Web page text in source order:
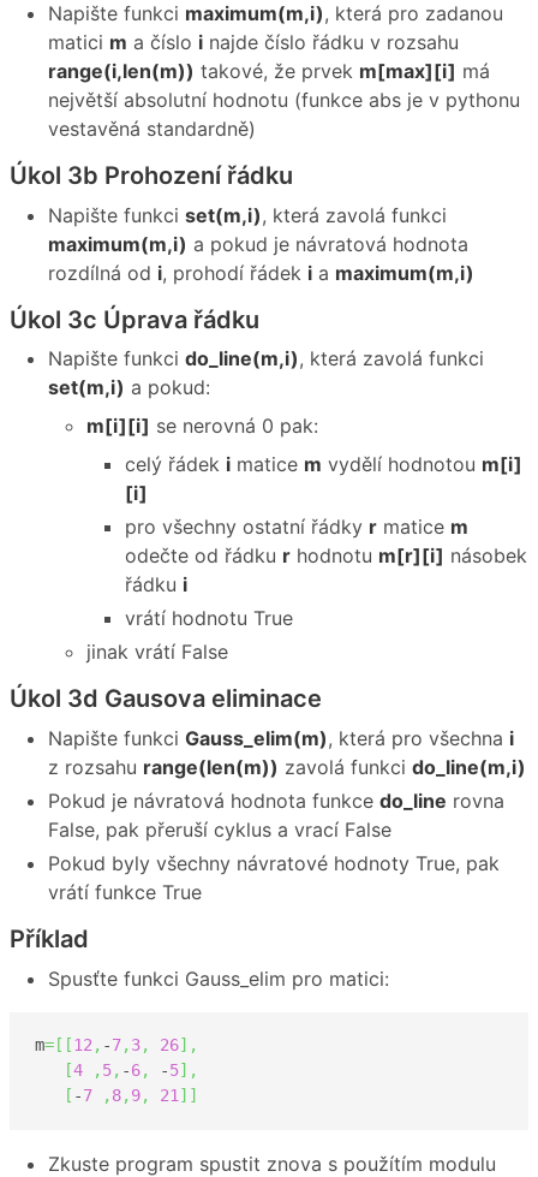
Napište funkci maximum(m,i), která pro zadanou
matici m a číslo i najde číslo řádku v rozsahu
range(i,len(m)) takové, že prvek m[max][i] má
největší absolutní hodnotu (funkce abs je v pythonu
vestavěná standardně)
Úkol 3b Prohození řádku
Napište funkci set(m,i), která zavolá funkci
maximum(m,i) a pokud je návratová hodnota
rozdílná od i, prohodí řádek i a maximum(m,i)
Úkol 3c Úprava řádku
Napište funkci do_line(m,i), která zavolá funkci
set(m,i) a pokud:
m[i][i] se nerovná 0 pak:
celý řádek i matice m vydělí hodnotou m[i]
[i]
pro všechny ostatní řádky r matice m
odečte od řádku r hodnotu m[r][i] násobek
řádku i
vrátí hodnotu True
jinak vrátí False
Úkol 3d Gausova eliminace
Napište funkci Gauss_elim(m), která pro všechna i
z rozsahu range(len(m)) zavolá funkci do_line(m,i)
Pokud je návratová hodnota funkce do_line rovna
False, pak přeruší cyklus a vrací False
Pokud byly všechny návratové hodnoty True, pak
vrátí funkce True
Příklad
Spusťte funkci Gauss_elim pro matici:
m= [ [12 , -7, 3, 26] ,
[4 , 5, -6, -5] ,
[ -7 , 8, 9, 21 ] ]
Zkuste program spustit znova s použítím modulu